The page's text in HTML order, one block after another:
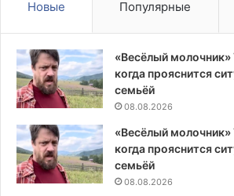
Новые Популярные
«Весёлый молочник»
когда прояснится
семьёй
08.08.2026
«Весёлый молочник»
когда прояснится
семьёй
08.08.2026